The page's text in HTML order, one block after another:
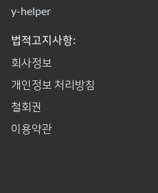
y-helper
법적고지사항:
회사정보
개인정보 처리방침
철회권
이용약관